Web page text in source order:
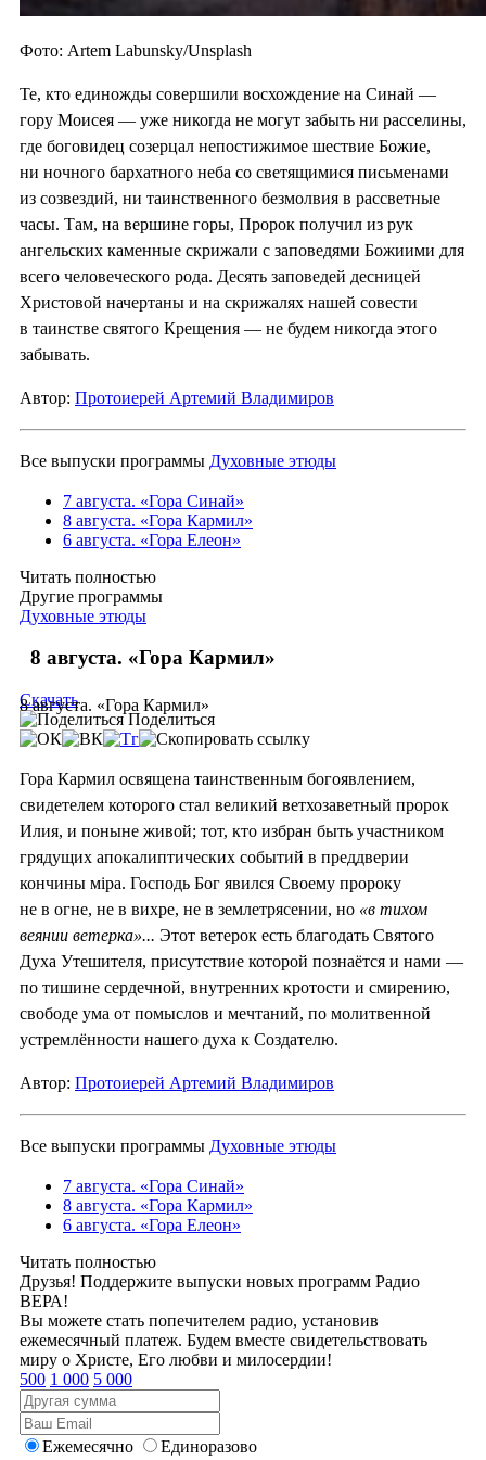
Фото: Artem Labunsky/Unsplash
Те, кто единожды совершили восхождение на Синай —
гору Моисея — уже никогда не могут забыть ни расселины,
где боговидец созерцал непостижимое шествие Божие,
ни ночного бархатного неба со светящимися письменами
из созвездий, ни таинственного безмолвия в рассветные
часы. Там, на вершине горы, Пророк получил из рук
ангельских каменные скрижали с заповедями Божиими для
всего человеческого рода. Десять заповедей десницей
Христовой начертаны и на скрижалях нашей совести
в таинстве святого Крещения — не будем никогда этого
забывать.
Автор: Протоиерей Артемий Владимиров
Все выпуски программы Духовные этюды
7 августа. «Гора Синай»
8 августа. «Гора Кармил»
6 августа. «Гора Елеон»
Читать полностью
Другие программы
Духовные этюды
8 августа. «Гора Кармил»
8 августа. «Гора Кармил»
Скачать
Поделиться
Гора Кармил освящена таинственным богоявлением,
свидетелем которого стал великий ветхозаветный пророк
Илия, и поныне живой; тот, кто избран быть участником
грядущих апокалиптических событий в преддверии
кончины мiра. Господь Бог явился Своему пророку
не в огне, не в вихре, не в землетрясении, но «в тихом
веянии ветерка»... Этот ветерок есть благодать Святого
Духа Утешителя, присутствие которой познаётся и нами —
по тишине сердечной, внутренних кротости и смирению,
свободе ума от помыслов и мечтаний, по молитвенной
устремлённости нашего духа к Создателю.
Автор: Протоиерей Артемий Владимиров
Все выпуски программы Духовные этюды
7 августа. «Гора Синай»
8 августа. «Гора Кармил»
6 августа. «Гора Елеон»
Читать полностью
Друзья! Поддержите выпуски новых программ Радио
ВЕРА!
Вы можете стать попечителем радио, установив
ежемесячный платеж. Будем вместе свидетельствовать
миру о Христе, Его любви и милосердии!
500 1 000 5 000
Ежемесячно
Единоразово